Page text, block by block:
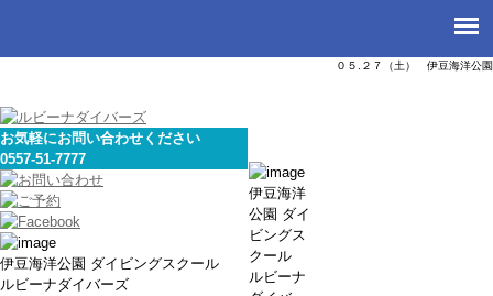
０５.２７（土） 伊豆海洋公園
お気軽にお問い合わせください
0557-51-7777
伊豆海洋公園 ダイビングスクール
ルビーナダイバーズ
伊豆海洋
公園 ダイ
ビングス
クール
ルビーナ